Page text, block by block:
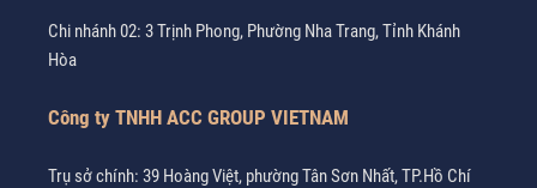
Chi nhánh 02: 3 Trịnh Phong, Phường Nha Trang, Tỉnh Khánh
Hòa
Công ty TNHH ACC GROUP VIETNAM
Trụ sở chính: 39 Hoàng Việt, phường Tân Sơn Nhất, TP.Hồ Chí